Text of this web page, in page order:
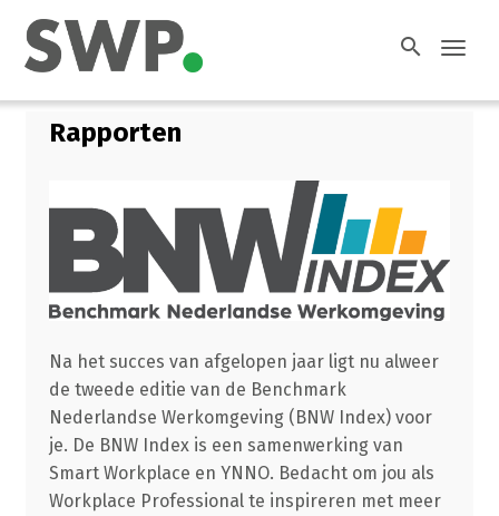
search
Rapporten
Na het succes van afgelopen jaar ligt nu alweer
de tweede editie van de Benchmark
Nederlandse Werkomgeving (BNW Index) voor
je. De BNW Index is een samenwerking van
Smart Workplace en YNNO. Bedacht om jou als
Workplace Professional te inspireren met meer